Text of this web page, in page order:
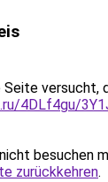
versucht,
4DLf4gu/
besuchen
zurückkehren.